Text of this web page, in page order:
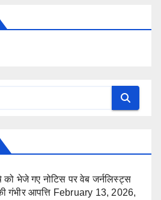
को भेजे गए नोटिस पर वेब जर्नलिस्ट्स
गंभीर आपत्ति February 13, 2026,